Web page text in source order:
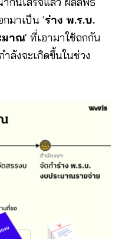
มาเป็น ‘ร่าง พ.ร.บ.
มาณ‘ ที่เอามาใช้ถกกัน
ลังจะเกิดขึ้นในช่วง